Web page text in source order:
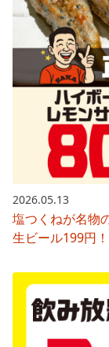
2026.05.13
塩つくねが名物
生ビール199円